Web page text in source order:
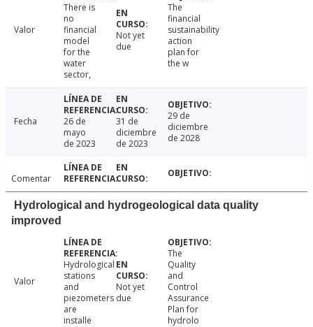
Valor
There is
no
financial
model
for the
water
sector,
Not yet
due
The
financial
sustainability
action
plan for
the w
Fecha
26 de
mayo
de 2023
31 de
diciembre
de 2023
29 de
diciembre
de 2028
Comentar
Hydrological and hydrogeological data quality
improved
Valor
Hydrological
stations
and
piezometers
are
installe
Not yet
due
The
Quality
and
Control
Assurance
Plan for
hydrolo